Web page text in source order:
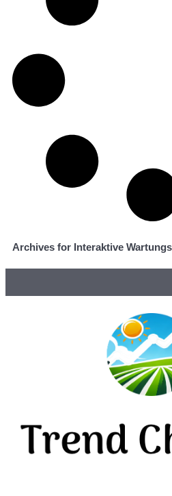
Archives for Interaktive